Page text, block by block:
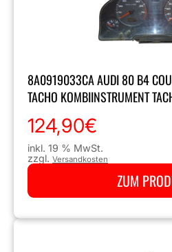
8A0919033CA AUDI 80 B4
TACHO KOMBIINSTRUMENT
124,90€
inkl. 19 % MwSt.
zzgl. Versandkosten
ZUM